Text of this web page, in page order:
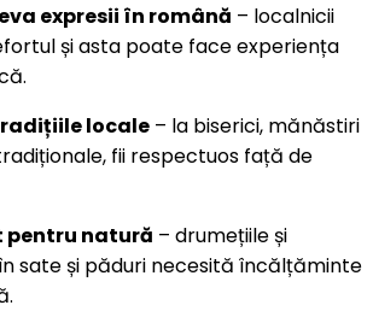
expresii în română – localnicii
și asta poate face experiența
locale – la biserici, mănăstiri
fii respectuos față de
pentru natură – drumețiile și
sate și păduri necesită încălțăminte